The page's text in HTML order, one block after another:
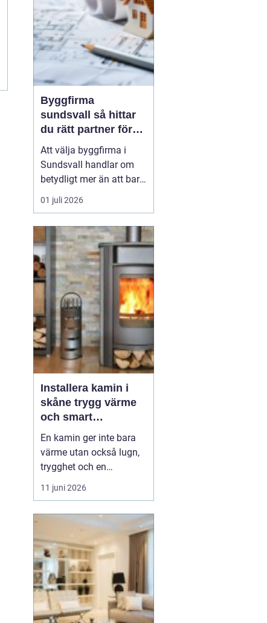
styrning avgör hur
mycket energi som
faktiskt ha...
Byggfirma
sundsvall så hittar
du rätt partner för
ditt projekt
Att välja byggfirma i
Sundsvall handlar om
betydligt mer än att bara
jämföra pris. Ett bygge
påverkar vardagen,
bostaden under lång tid
framåt. Den som
planerar renovering,
tillbyggnad eller nytt
bygge tjänar därför på
att tänk...
01 juli 2026
Installera kamin i
skåne trygg värme
och smart
investering
En kamin ger inte bara
värme utan också lugn,
trygghet och en
ombonad känsla i
hemmet. Allt fler
ser fördelarna med att
kombinera elvärme eller
fjärrvärme med en
kamin, både för
ekonomins och
klimatets skull.
Samtidigt ställs...
11 juni 2026